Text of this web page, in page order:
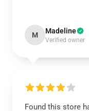
M Madeline
Verified owner
Found this store